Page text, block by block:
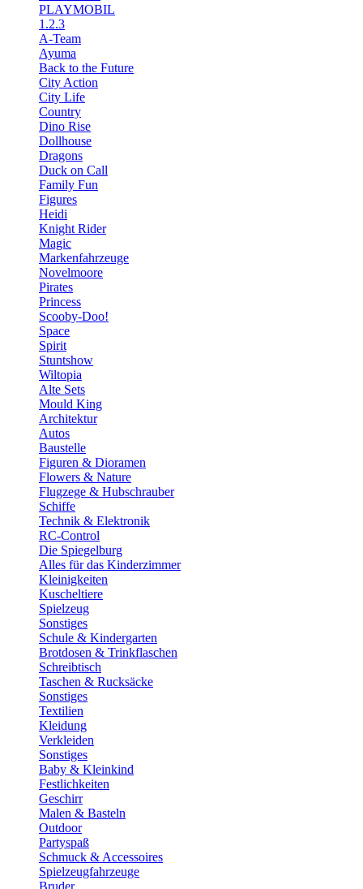
PLAYMOBIL
1.2.3
A-Team
Ayuma
Back to the Future
City Action
City Life
Country
Dino Rise
Dollhouse
Dragons
Duck on Call
Family Fun
Figures
Heidi
Knight Rider
Magic
Markenfahrzeuge
Novelmoore
Pirates
Princess
Scooby-Doo!
Space
Spirit
Stuntshow
Wiltopia
Alte Sets
Mould King
Architektur
Autos
Baustelle
Figuren & Dioramen
Flowers & Nature
Flugzege & Hubschrauber
Schiffe
Technik & Elektronik
RC-Control
Die Spiegelburg
Alles für das Kinderzimmer
Kleinigkeiten
Kuscheltiere
Spielzeug
Sonstiges
Schule & Kindergarten
Brotdosen & Trinkflaschen
Schreibtisch
Taschen & Rucksäcke
Sonstiges
Textilien
Kleidung
Verkleiden
Sonstiges
Baby & Kleinkind
Festlichkeiten
Geschirr
Malen & Basteln
Outdoor
Partyspaß
Schmuck & Accessoires
Spielzeugfahrzeuge
Bruder